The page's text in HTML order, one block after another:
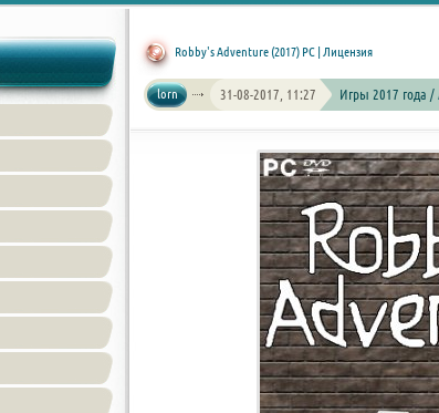
Robby's Adventure (2017) PC | Лицензия
lorn 31-08-2017, 11:27 Игры 2017 года